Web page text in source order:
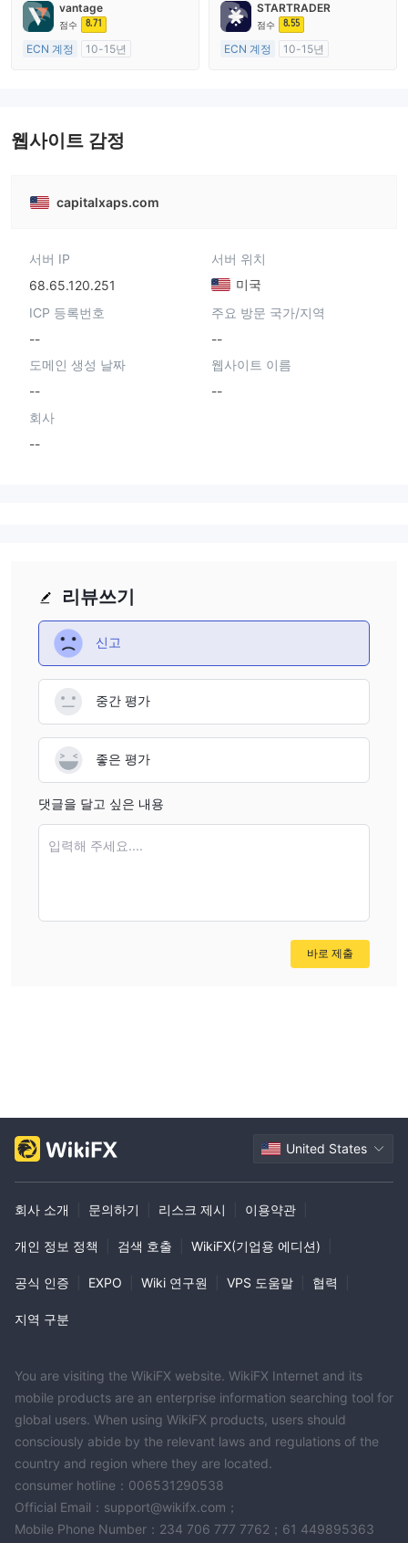
마스터 레이블 MT4
vantage
점수 8.71
ECN 계정
10-15년
STARTRADER
점수 8.55
ECN 계정
10-15년
웹사이트 감정
capitalxaps.com
서버 IP
68.65.120.251
서버 위치
미국
ICP 등록번호
--
주요 방문 국가/지역
--
도메인 생성 날짜
--
웹사이트 이름
--
회사
--
리뷰쓰기
신고
중간 평가
좋은 평가
댓글을 달고 싶은 내용
입력해 주세요....
바로 제출
United States
회사 소개 문의하기 리스크 제시 이용약관
개인 정보 정책 검색 호출 WikiFX(기업용 에디션)
공식 인증 EXPO Wiki 연구원 VPS 도움말 협력
지역 구분
You are visiting the WikiFX website. WikiFX Internet and its
mobile products are an enterprise information searching tool for
global users. When using WikiFX products, users should
consciously abide by the relevant laws and regulations of the
country and region where they are located.
consumer hotline：006531290538
Official Email：support@wikifx.com；
Mobile Phone Number：234 706 777 7762；61 449895363